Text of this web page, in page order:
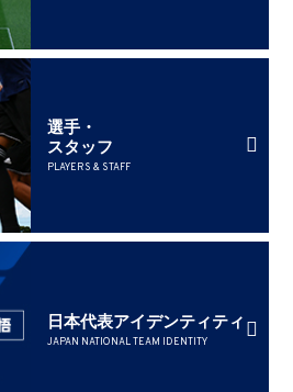
選手・
スタッフ
PLAYERS & STAFF
日本代表アイデンティティ
JAPAN NATIONAL TEAM IDENTITY